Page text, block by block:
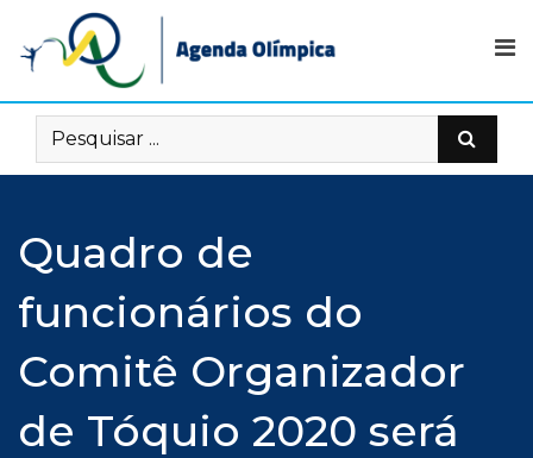
content
Quadro de
funcionários do
Comitê Organizador
de Tóquio 2020 será